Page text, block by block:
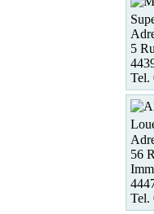
5
Tel.
56
Tel.